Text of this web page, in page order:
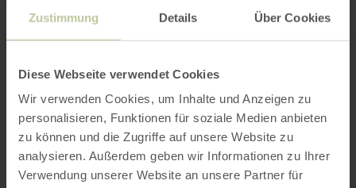
Zustimmung Details Über Cookies
Diese Webseite verwendet Cookies
Wir verwenden Cookies, um Inhalte und Anzeigen zu
personalisieren, Funktionen für soziale Medien anbieten
zu können und die Zugriffe auf unsere Website zu
analysieren. Außerdem geben wir Informationen zu Ihrer
Verwendung unserer Website an unsere Partner für